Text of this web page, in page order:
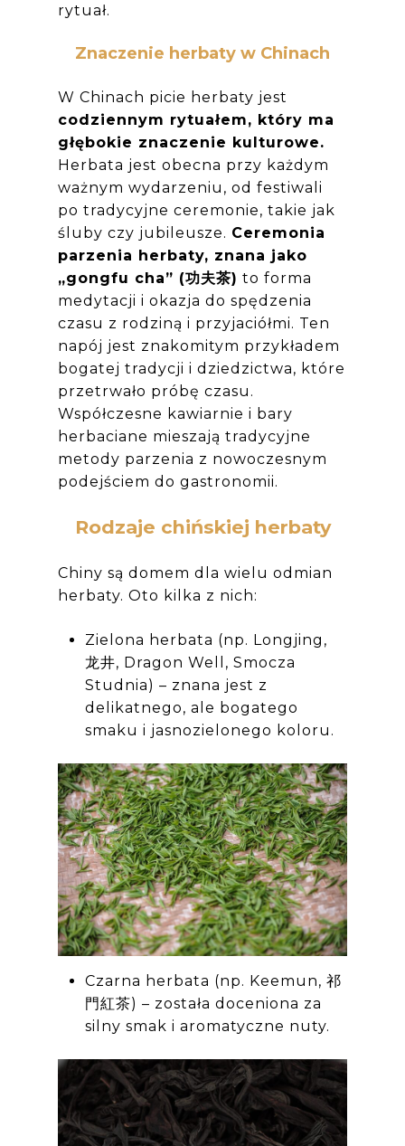
rytuał.
Znaczenie herbaty w Chinach
W Chinach picie herbaty jest
codziennym rytuałem, który ma
głębokie znaczenie kulturowe.
Herbata jest obecna przy każdym
ważnym wydarzeniu, od festiwali
po tradycyjne ceremonie, takie jak
śluby czy jubileusze. Ceremonia
parzenia herbaty, znana jako
„gongfu cha” (功夫茶) to forma
medytacji i okazja do spędzenia
czasu z rodziną i przyjaciółmi. Ten
napój jest znakomitym przykładem
bogatej tradycji i dziedzictwa, które
przetrwało próbę czasu.
Współczesne kawiarnie i bary
herbaciane mieszają tradycyjne
metody parzenia z nowoczesnym
podejściem do gastronomii.
Rodzaje chińskiej herbaty
Chiny są domem dla wielu odmian
herbaty. Oto kilka z nich:
Zielona herbata (np. Longjing,
龙井, Dragon Well, Smocza
Studnia) – znana jest z
delikatnego, ale bogatego
smaku i jasnozielonego koloru.
Czarna herbata (np. Keemun, 祁
門紅茶) – została doceniona za
silny smak i aromatyczne nuty.